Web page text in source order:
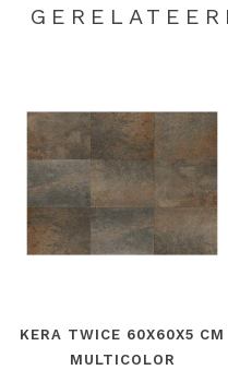
KERA TWICE 60X60X5 CM
MULTICOLOR